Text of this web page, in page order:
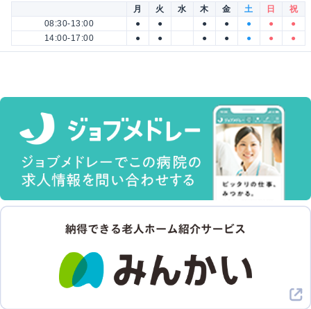
月 火 水 木 金 土 日
祝
08:30-13:00
● ● ● ● ● ●
●
14:00-17:00
● ● ● ● ● ● ●